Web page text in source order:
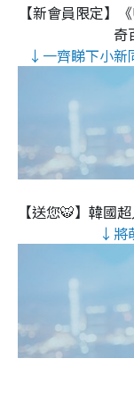
【新會員限定】
奇
↓一齊睇下小新
【送您🐯】韓國
↓將